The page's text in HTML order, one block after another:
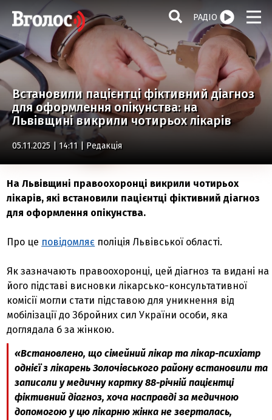
РАДІО
Встановили пацієнтці фіктивний діагноз
для оформлення опікунства: на
Львівщині викрили чотирьох лікарів
05.11.2025 | 14:11 | Редакція
На Львівщині правоохоронці викрили чотирьох
лікарів, які встановили пацієнтці фіктивний діагноз
для оформлення опікунства.
Про це повідомляє поліція Львівської області.
Як зазначають правоохоронці, цей діагноз та видані на
його підставі висновки лікарсько-консультативної
комісії могли стати підставою для уникнення від
мобілізації до Збройних сил України особи, яка
доглядала б за жінкою.
«Встановлено, що сімейний лікар та лікар-психіатр
однієї з лікарень Золочівського району встановили та
записали у медичну картку 88-річній пацієнтці
фіктивний діагноз, хоча насправді за медичною
допомогою у цю лікарню жінка не зверталась,